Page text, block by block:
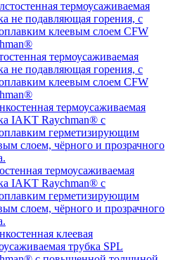
термоусаживаемая
не подавляющая горения, с
клеевым слоем CFW
термоусаживаемая
IAKT Raychman® с
герметизирующим
слоем, чёрного и прозрачного